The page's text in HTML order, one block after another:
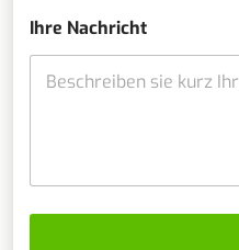
m
Ihre Nachricht